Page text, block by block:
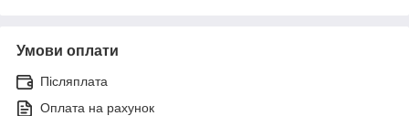
Умови оплати
Післяплата
Оплата на рахунок